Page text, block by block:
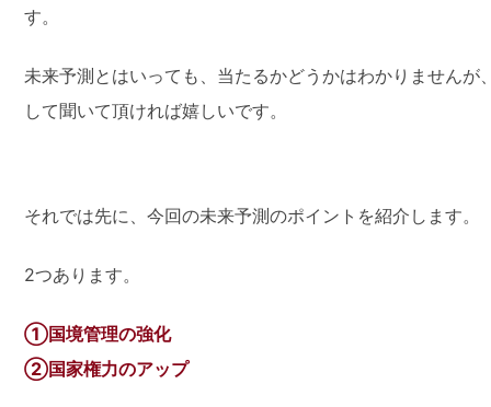
す。
未来予測とはいっても、当たるかどうかはわかりませんが
して聞いて頂ければ嬉しいです。
それでは先に、今回の未来予測のポイントを紹介します。
2つあります。
①国境管理の強化
②国家権力のアップ